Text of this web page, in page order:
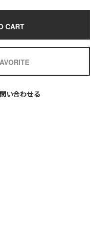
CART
い合わせる